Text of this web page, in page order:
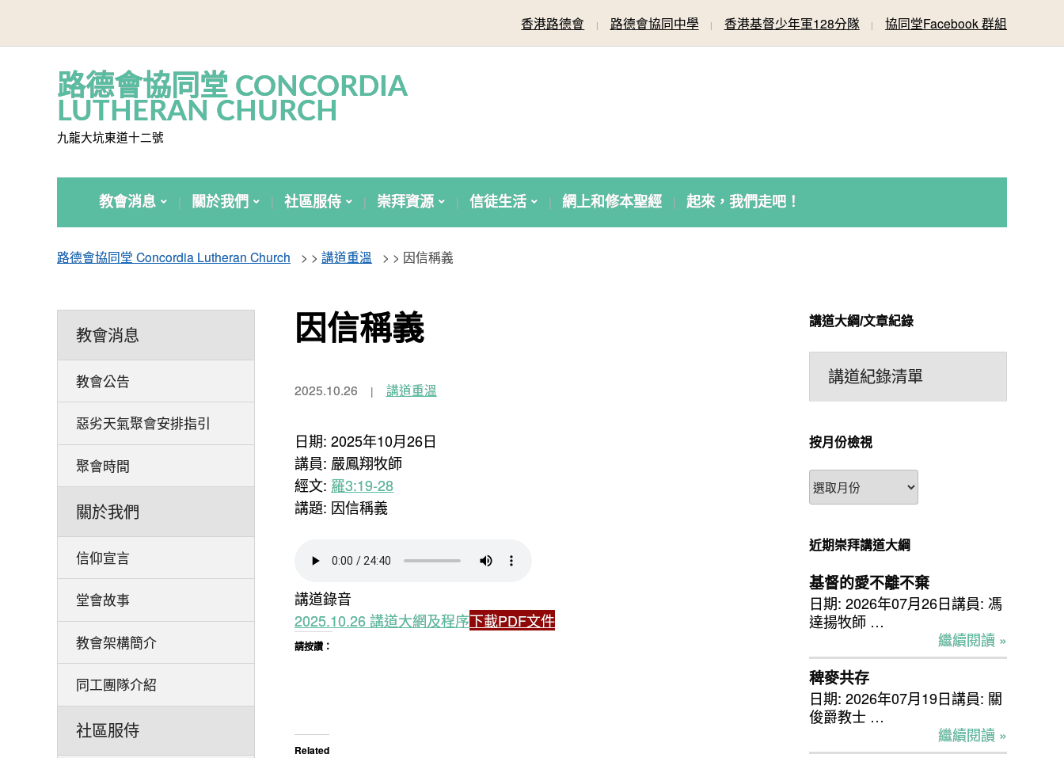
香港路德會 路德會協同中學 香港基督少年軍128分隊 協同堂Facebook 群組
路德會協同堂 CONCORDIA
LUTHERAN CHURCH
九龍大坑東道十二號
教會消息 關於我們 社區服侍 崇拜資源 信徒生活 網上和修本聖經 起來，我們走吧！
路德會協同堂 Concordia Lutheran Church > > 講道重溫 > > 因信稱義
教會消息
教會公告
惡劣天氣聚會安排指引
聚會時間
關於我們
信仰宣言
堂會故事
教會架構簡介
同工團隊介紹
社區服侍
因信稱義
2025.10.26 講道重溫
日期: 2025年10月26日
講員: 嚴鳳翔牧師
經文: 羅3:19-28
講題: 因信稱義
講道錄音
2025.10.26 講道大網及程序下載PDF文件
請按讚：
Related
講道大綱/文章紀錄
講道紀錄清單
按月份檢視
按
月
視
近期崇拜講道大綱
基督的愛不離不棄
日期: 2026年07月26日講員: 馮
達揚牧師 …
繼續閱讀 »
稗麥共存
日期: 2026年07月19日講員: 關
俊爵教士 …
繼續閱讀 »